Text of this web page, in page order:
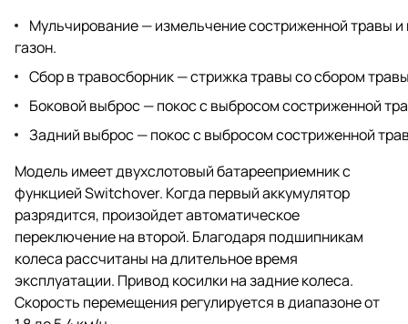
Мульчирование — измельчение состриженной травы и
газон.
Сбор в травосборник — стрижка травы со сбором
Боковой выброс — покос с выбросом состриженной
Задний выброс — покос с выбросом состриженной
Модель имеет двухслотовый батарееприемник с
функцией Switchover. Когда первый аккумулятор
разрядится, произойдет автоматическое
переключение на второй. Благодаря подшипникам
колеса рассчитаны на длительное время
эксплуатации. Привод косилки на задние колеса.
Скорость перемещения регулируется в диапазоне от